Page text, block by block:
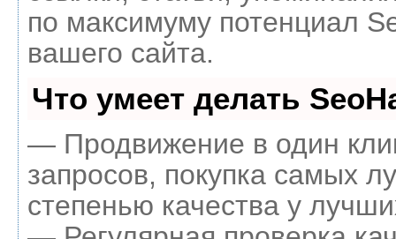
по максимуму потенциал
вашего сайта.
Что умеет делать
— Продвижение в один
запросов, покупка самых
степенью качества у